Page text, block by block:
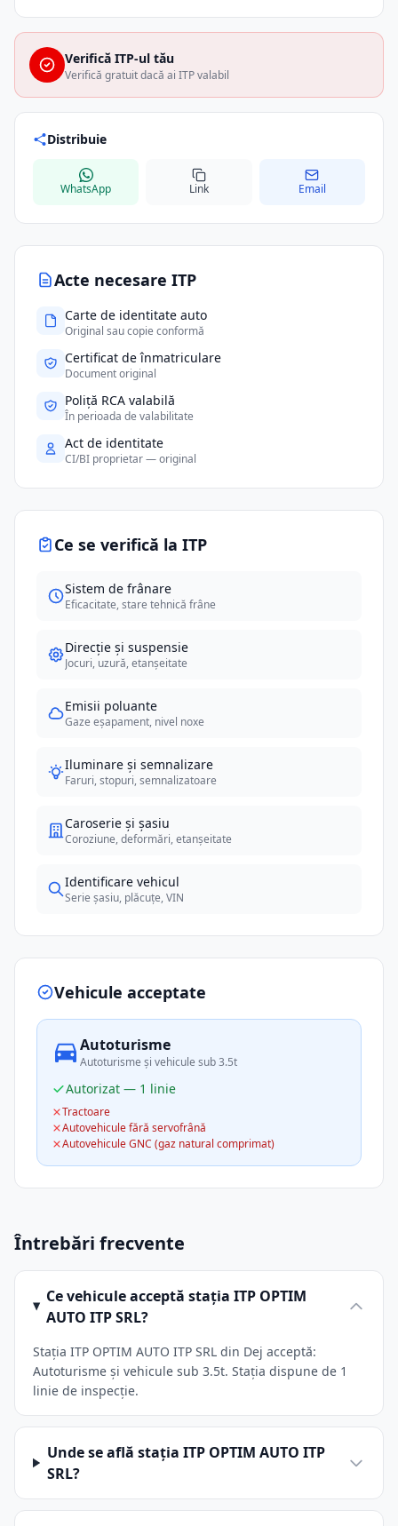
Acte necesare ITP
Carte de identitate auto
Original sau copie conformă
Certificat de înmatriculare
Document original
Poliță RCA valabilă
În perioada de valabilitate
Act de identitate
CI/BI proprietar — original
Ce se verifică la ITP
Sistem de frânare
Eficacitate, stare tehnică frâne
Direcție și suspensie
Jocuri, uzură, etanșeitate
Emisii poluante
Gaze eșapament, nivel noxe
Iluminare și semnalizare
Faruri, stopuri, semnalizatoare
Caroserie și șasiu
Coroziune, deformări, etanșeitate
Identificare vehicul
Serie șasiu, plăcuțe, VIN
Vehicule acceptate
Autoturisme
Autoturisme și vehicule sub 3.5t
Autorizat — 1 linie
Tractoare
Autovehicule fără servofrână
Autovehicule GNC (gaz natural comprimat)
Verifică ITP-ul tău
Verifică gratuit dacă ai ITP valabil
Distribuie
WhatsApp Link Email
Întrebări frecvente
Ce vehicule acceptă stația ITP OPTIM
AUTO ITP SRL?
Stația ITP OPTIM AUTO ITP SRL din Dej acceptă:
Autoturisme și vehicule sub 3.5t. Stația dispune de 1
linie de inspecție.
Unde se află stația ITP OPTIM AUTO ITP
SRL?